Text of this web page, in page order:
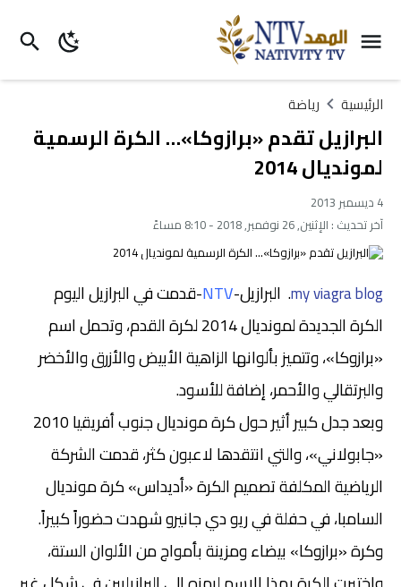
الرئيسية رياضة
البرازيل تقدم «برازوكا»… الكرة الرسمية
لمونديال 2014
4 ديسمبر 2013
آخر تحديث : الإثنين, 26 نوفمبر, 2018 - 8:10 مساءً
my viagra blog
. البرازيل-NTV-قدمت في البرازيل اليوم
الكرة الجديدة لمونديال 2014 لكرة القدم، وتحمل اسم
«برازوكا»، وتتميز بألوانها الزاهية الأبيض والأزرق والأخضر
والبرتقالي والأحمر، إضافة للأسود.
وبعد جدل كبير أثير حول كرة مونديال جنوب أفريقيا 2010
«جابولاني»، والتي انتقدها لاعبون كثر، قدمت الشركة
الرياضية المكلفة تصميم الكرة «أديداس» كرة مونديال
السامبا، في حفلة في ريو دي جانيرو شهدت حضوراً كبيراً.
وكرة «برازوكا» بيضاء ومزينة بأمواج من الألوان الستة،